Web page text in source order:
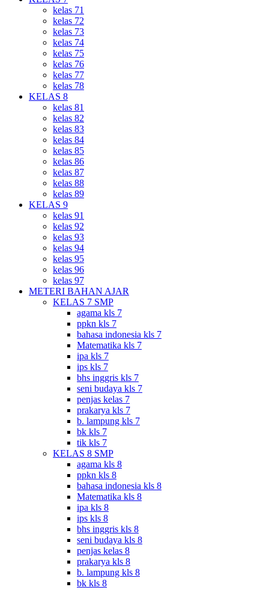
kelas 71
kelas 72
kelas 73
kelas 74
kelas 75
kelas 76
kelas 77
kelas 78
KELAS 8
kelas 81
kelas 82
kelas 83
kelas 84
kelas 85
kelas 86
kelas 87
kelas 88
kelas 89
KELAS 9
kelas 91
kelas 92
kelas 93
kelas 94
kelas 95
kelas 96
kelas 97
METERI BAHAN AJAR
KELAS 7 SMP
agama kls 7
ppkn kls 7
bahasa indonesia kls 7
Matematika kls 7
ipa kls 7
ips kls 7
bhs inggris kls 7
seni budaya kls 7
penjas kelas 7
prakarya kls 7
b. lampung kls 7
bk kls 7
tik kls 7
KELAS 8 SMP
agama kls 8
ppkn kls 8
bahasa indonesia kls 8
Matematika kls 8
ipa kls 8
ips kls 8
bhs inggris kls 8
seni budaya kls 8
penjas kelas 8
prakarya kls 8
b. lampung kls 8
bk kls 8